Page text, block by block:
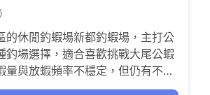
的休閒釣蝦場新都釣蝦場，主打公
釣場選擇，適合喜歡挑戰大尾公蝦
量與放蝦頻率不穩定，但仍有不少
池以求收獲。場地環境與服務有待